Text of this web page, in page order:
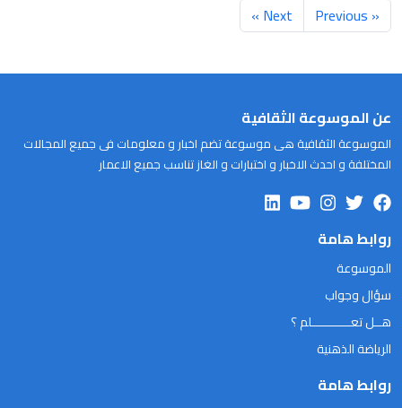
« Previous
Next »
عن الموسوعة الثقافية
الموسوعة الثقافية هى موسوعة تضم اخبار و معلومات فى جميع المجالات
المختلفة و احدث الاخبار و اختبارات و الغاز تناسب جميع الاعمار
روابط هامة
الموسوعة
سؤال وجواب
هــل تعـــــــــــلم ؟
الرياضة الذهنية
روابط هامة